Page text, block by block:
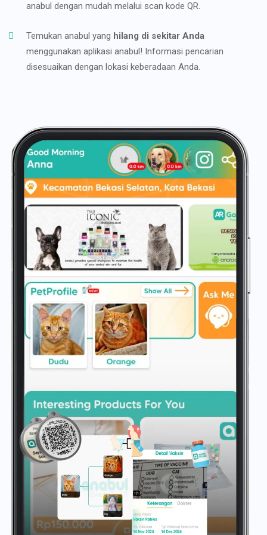
anabul dengan mudah melalui scan kode QR.
Temukan anabul yang hilang di sekitar Anda
menggunakan aplikasi anabul! Informasi pencarian
disesuaikan dengan lokasi keberadaan Anda.